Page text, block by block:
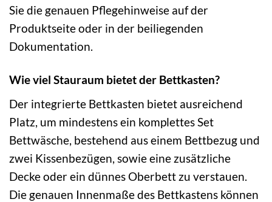
Sie die genauen Pflegehinweise auf der
Produktseite oder in der beiliegenden
Dokumentation.
Wie viel Stauraum bietet der Bettkasten?
Der integrierte Bettkasten bietet ausreichend
Platz, um mindestens ein komplettes Set
Bettwäsche, bestehend aus einem Bettbezug und
zwei Kissenbezügen, sowie eine zusätzliche
Decke oder ein dünnes Oberbett zu verstauen.
Die genauen Innenmaße des Bettkastens können